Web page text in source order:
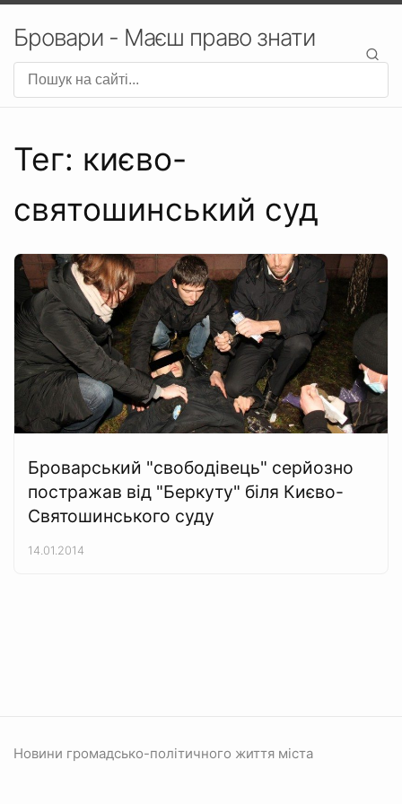
Бровари - Маєш право знати
Тег: києво-
святошинський суд
Броварський "свободівець" серйозно
постражав від "Беркуту" біля Києво-
Святошинського суду
14.01.2014
Новини громадсько-політичного життя міста